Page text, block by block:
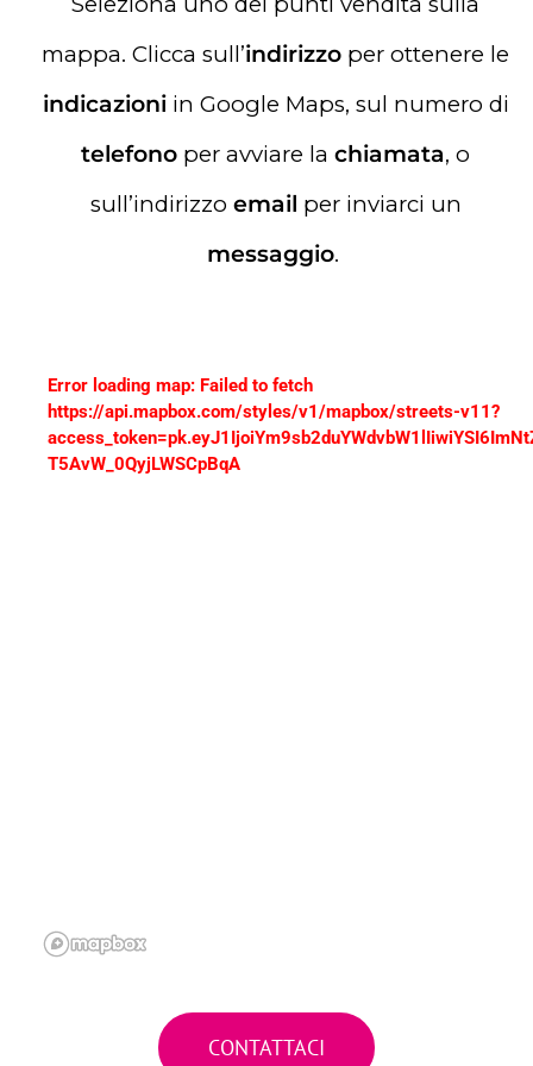
mappa. Clicca sull’indirizzo per ottenere le
indicazioniin Google Maps, sul numero di
telefono per avviare lachiamata, o
sull’indirizzo email per inviarci un
messaggio.
Error loading map: Failed to fetch
https://api.mapbox.com/styles/v1/mapbox/streets-v11?
T5AvW_0QyjLWSCpBqA
CONTATTACI